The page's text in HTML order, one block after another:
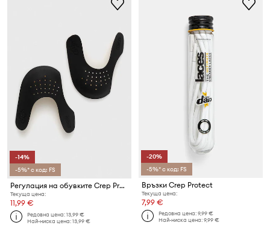
-14%
-5%* с код: FS
Регулация на обувките Crep Protect
Текуща цена:
11,99 €
Редовна цена:13,99 €
Най-ниска цена:13,99 €
-20%
-5%* с код: FS
Връзки Crep Protect
Текуща цена:
7,99 €
Редовна цена:9,99 €
Най-ниска цена:9,99 €